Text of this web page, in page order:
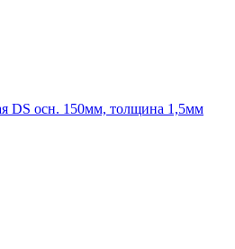
DS осн. 150мм, толщина 1,5мм